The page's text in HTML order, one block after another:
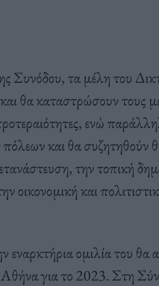
Συνόδου, τα μέλη του
θα καταστρώσουν τους
ενώ
και θα συζητηθούν
την τοπική
οικονομική και
ομιλία του θα
για το 2023. Στη